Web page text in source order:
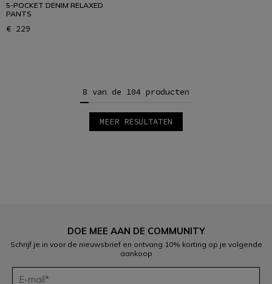
5-POCKET DENIM RELAXED
PANTS
€ 229
8 van de 104 producten
MEER RESULTATEN
DOE MEE AAN DE COMMUNITY
Schrijf je in voor de nieuwsbrief en ontvang 10% korting op je volgende
aankoop